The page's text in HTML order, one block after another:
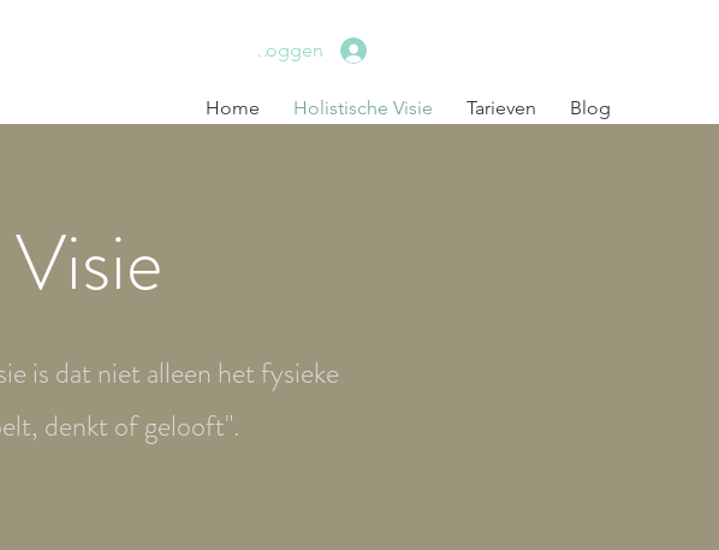
Inloggen
Home Holistische Visie Tarieven Blog
is dat niet alleen het fysieke
denkt of gelooft".